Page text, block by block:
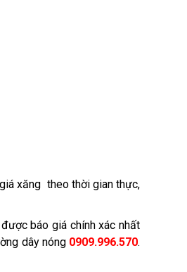
xăng theo thời gian thực,
báo giá chính xác nhất
dây nóng 0909.996.570.